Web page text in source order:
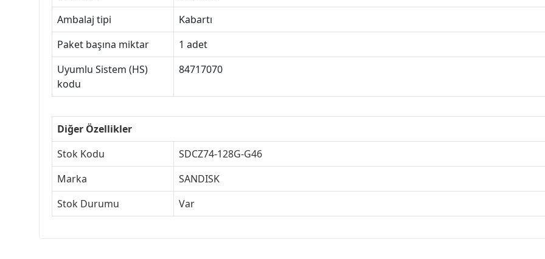
Ambalaj tipi
Kabartı
Paket başına miktar
1 adet
Uyumlu Sistem (HS)
kodu
84717070
Diğer Özellikler
Stok Kodu
SDCZ74-128G-G46
Marka
SANDISK
Stok Durumu
Var